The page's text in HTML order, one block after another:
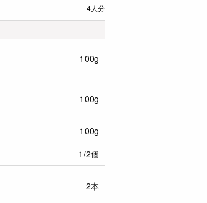
4人分
100g
100g
100g
1/2個
2本